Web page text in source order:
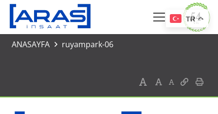
ANASAYFA ruyampark-06
TR